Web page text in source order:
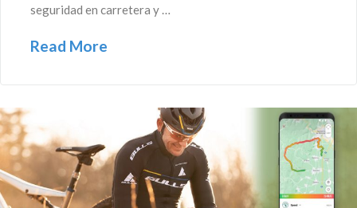
seguridad en carretera y …
Read More